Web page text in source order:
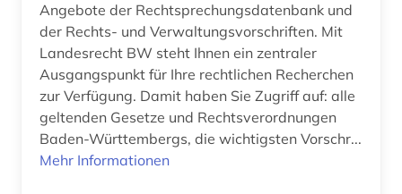
stenographische protokolle (1)
steuerrecht (3)
suchmaschine (1)
thüringen (1)
tierarzt (1)
Angebote der Rechtsprechungsdatenbank und
der Rechts- und Verwaltungsvorschriften. Mit
Landesrecht BW steht Ihnen ein zentraler
Ausgangspunkt für Ihre rechtlichen Recherchen
zur Verfügung. Damit haben Sie Zugriff auf: alle
geltenden Gesetze und Rechtsverordnungen
Baden-Württembergs, die wichtigsten Vorschr...
Mehr Informationen